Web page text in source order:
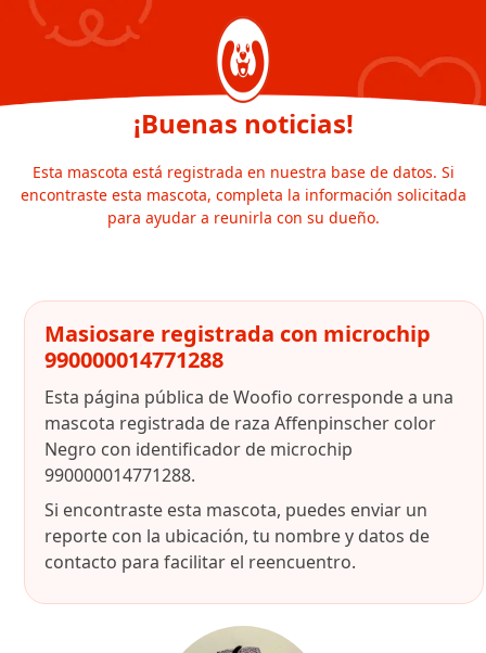
¡Buenas noticias!
Esta mascota está registrada en nuestra base de datos. Si
encontraste esta mascota, completa la información solicitada
para ayudar a reunirla con su dueño.
Masiosare registrada con microchip
990000014771288
Esta página pública de Woofio corresponde a una
mascota registrada de raza Affenpinscher color
Negro con identificador de microchip
990000014771288.
Si encontraste esta mascota, puedes enviar un
reporte con la ubicación, tu nombre y datos de
contacto para facilitar el reencuentro.